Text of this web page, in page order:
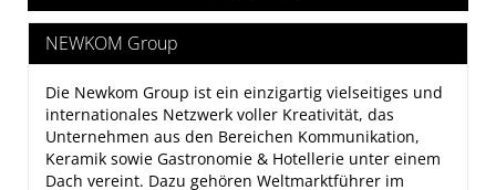
NEWKOM Group
Die Newkom Group ist ein einzigartig vielseitiges und
internationales Netzwerk voller Kreativität, das
Unternehmen aus den Bereichen Kommunikation,
Keramik sowie Gastronomie & Hotellerie unter einem
Dach vereint. Dazu gehören Weltmarktführer im